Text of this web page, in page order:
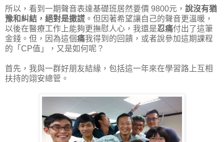
所以，看到一期聲音表達基礎班居然要價 9800元， 說沒有猶
豫和糾結，絕對是撒謊 。但因著希望讓自己的聲音更溫暖，
以後在醫療工作上能夠更撫慰人心，我還是忍痛付出了這筆
金錢。但，因為這個痛我得到的回饋，或者說參加這期課程
的「CP值」，又是如何呢？
首先，我與一群好朋友結緣，包括這一年來在學習路上互相
扶持的翊安總管。